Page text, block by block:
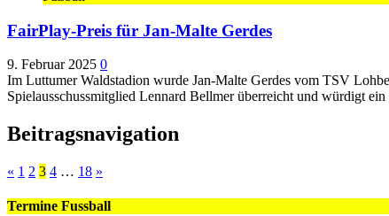
FairPlay-Preis für Jan-Malte Gerdes
9. Februar 2025 0
Im Luttumer Waldstadion wurde Jan-Malte Gerdes vom TSV
Spielausschussmitglied Lennard Bellmer überreicht und würdigt
Beitragsnavigation
« 1 2 3 4 … 18 »
Termine Fussball